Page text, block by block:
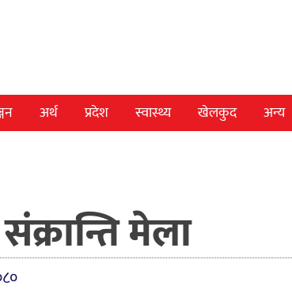
अर्थ प्रदेश स्वास्थ्य खेलकुद अन्य
मेला